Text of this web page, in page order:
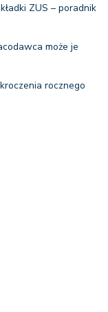
ZUS – poradnik
może je
rocznego